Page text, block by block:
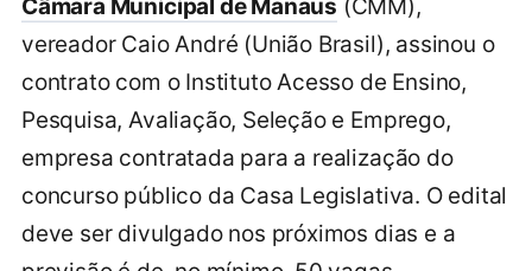
Câmara Municipal de Manaus (CMM),
vereador Caio André (União Brasil), assinou o
contrato com o Instituto Acesso de Ensino,
Pesquisa, Avaliação, Seleção e Emprego,
empresa contratada para a realização do
concurso público da Casa Legislativa. O edital
deve ser divulgado nos próximos dias e a